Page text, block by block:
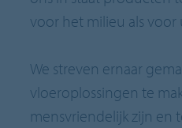
voor het milieu als voor
We streven ernaar
vloeroplossingen te
mensvriendelijk zijn en